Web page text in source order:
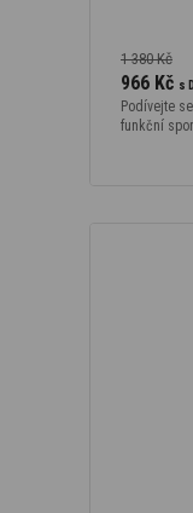
1 380 Kč
966 Kč s
Podívejte
funkční